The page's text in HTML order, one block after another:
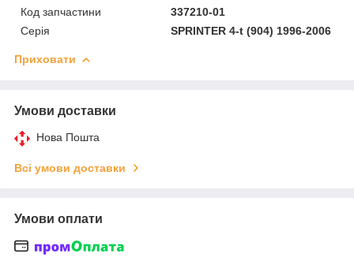
Код запчастини
337210-01
Серія
SPRINTER 4-t (904) 1996-2006
Приховати
Умови доставки
Нова Пошта
Всі умови доставки
Умови оплати